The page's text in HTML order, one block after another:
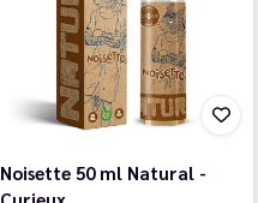
Noisette 50 ml Natural -